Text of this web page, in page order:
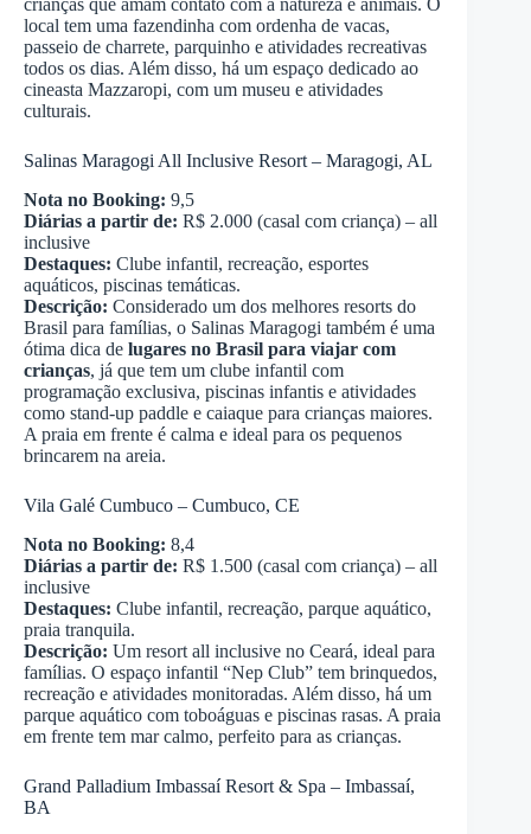
crianças que amam contato com a natureza e animais. O
local tem uma fazendinha com ordenha de vacas,
passeio de charrete, parquinho e atividades recreativas
todos os dias. Além disso, há um espaço dedicado ao
cineasta Mazzaropi, com um museu e atividades
culturais.
Salinas Maragogi All Inclusive Resort – Maragogi, AL
Nota no Booking: 9,5
Diárias a partir de: R$ 2.000 (casal com criança) – all
inclusive
Destaques: Clube infantil, recreação, esportes
aquáticos, piscinas temáticas.
Descrição: Considerado um dos melhores resorts do
Brasil para famílias, o Salinas Maragogi também é uma
ótima dica de lugares no Brasil para viajar com
crianças, já que tem um clube infantil com
programação exclusiva, piscinas infantis e atividades
como stand-up paddle e caiaque para crianças maiores.
A praia em frente é calma e ideal para os pequenos
brincarem na areia.
Vila Galé Cumbuco – Cumbuco, CE
Nota no Booking: 8,4
Diárias a partir de: R$ 1.500 (casal com criança) – all
inclusive
Destaques: Clube infantil, recreação, parque aquático,
praia tranquila.
Descrição: Um resort all inclusive no Ceará, ideal para
famílias. O espaço infantil “Nep Club” tem brinquedos,
recreação e atividades monitoradas. Além disso, há um
parque aquático com toboáguas e piscinas rasas. A praia
em frente tem mar calmo, perfeito para as crianças.
Grand Palladium Imbassaí Resort & Spa – Imbassaí,
BA